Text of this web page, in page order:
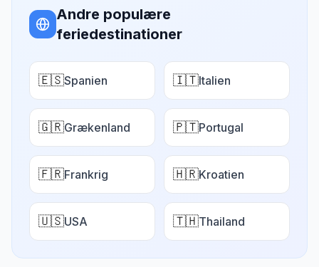
Andre populære
feriedestinationer
🇪🇸Spanien 🇮🇹Italien
🇬🇷Grækenland 🇵🇹Portugal
🇫🇷Frankrig 🇭🇷Kroatien
🇺🇸USA 🇹🇭Thailand